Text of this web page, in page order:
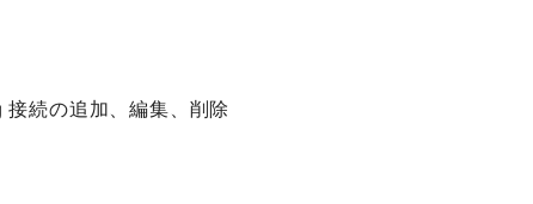
続の追加、編集、削除